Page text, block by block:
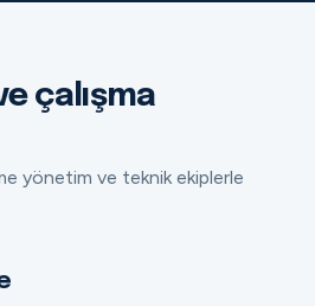
çalışma
yönetim ve teknik ekiplerle